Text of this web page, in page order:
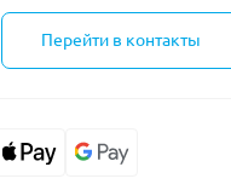
Перейти в контакты